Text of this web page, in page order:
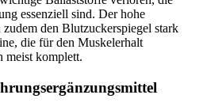
essenziell sind. Der hohe
den Blutzuckerspiegel stark
die für den Muskelerhalt
meist komplett.